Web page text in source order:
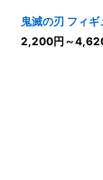
鬼滅の刃 フィギ
2,200円 ～